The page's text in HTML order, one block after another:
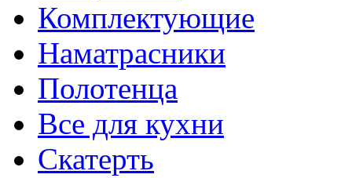
Комплектующие
Наматрасники
Полотенца
Все для кухни
Скатерть